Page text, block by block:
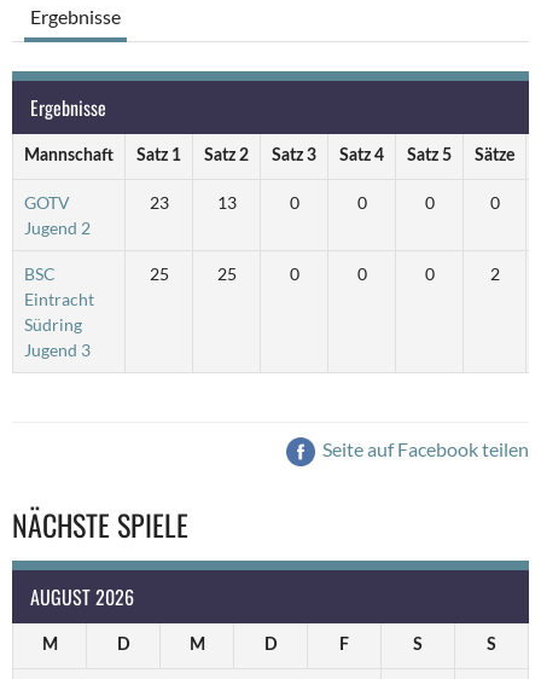
Ergebnisse
Ergebnisse
Mannschaft Satz 1 Satz 2 Satz 3 Satz 4 Satz 5 Sätze
GOTV
Jugend 2
23 13 0 0 0 0
BSC
Eintracht
Südring
Jugend 3
25 25 0 0 0 2
Seite auf Facebook teilen
NÄCHSTE SPIELE
AUGUST 2026
M D M D F S S